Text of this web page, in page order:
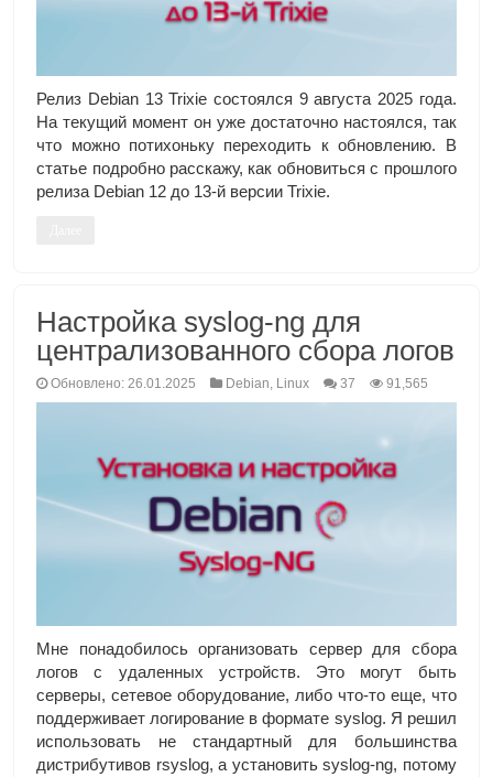
Релиз Debian 13 Trixie состоялся 9 августа 2025 года.
На текущий момент он уже достаточно настоялся, так
что можно потихоньку переходить к обновлению. В
статье подробно расскажу, как обновиться с прошлого
релиза Debian 12 до 13-й версии Trixie.
Настройка syslog-ng для
централизованного сбора логов
Обновлено: 26.01.2025 Debian, Linux 37 91,565
Мне понадобилось организовать сервер для сбора
логов с удаленных устройств. Это могут быть
серверы, сетевое оборудование, либо что-то еще, что
поддерживает логирование в формате syslog. Я решил
использовать не стандартный для большинства
дистрибутивов rsyslog, а установить syslog-ng, потому